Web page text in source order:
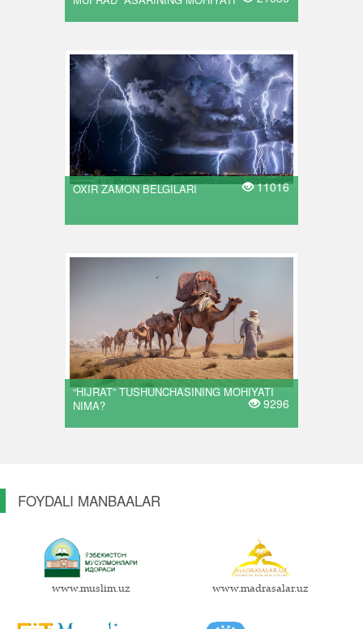
OXIR ZAMON BELGILARI 11016
“HIJRAT” TUSHUNCHASINING MOHIYATI
NIMA?
9296
FOYDALI MANBAALAR
www.muslim.uz www.madrasalar.uz